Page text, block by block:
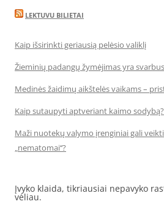
LEKTUVU BILIETAI
Kaip išsirinkti geriausią pelėsio valiklį
Žieminių padangų žymėjimas yra
Medinės žaidimų aikštelės vaikams –
Kaip sutaupyti aptveriant kaimo sodybą?
Maži nuotekų valymo įrenginiai gali
„nematomai‘‘?
Įvyko klaida, tikriausiai nepavyko
vėliau.